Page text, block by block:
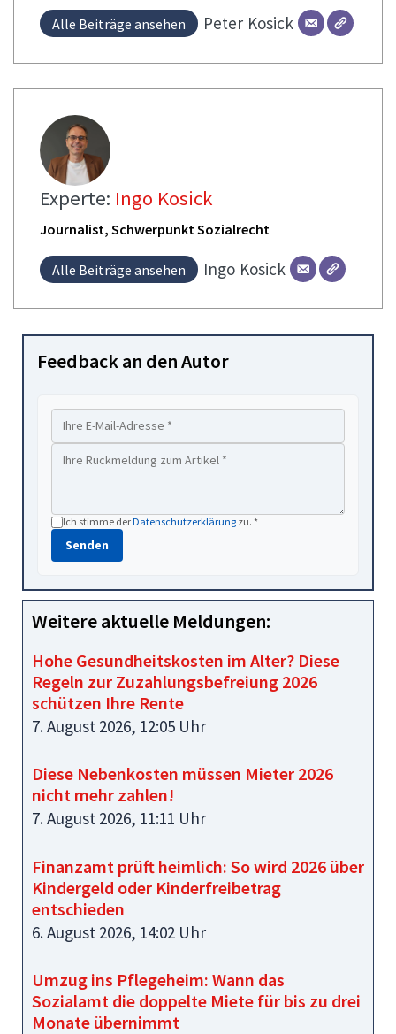
Alle Beiträge ansehen Peter Kosick
Experte: Ingo Kosick
Journalist, Schwerpunkt Sozialrecht
Alle Beiträge ansehen Ingo Kosick
Feedback an den Autor
Ich stimme derDatenschutzerklärung zu. *
Senden
Weitere aktuelle Meldungen:
Hohe Gesundheitskosten im Alter? Diese
Regeln zur Zuzahlungsbefreiung 2026
schützen Ihre Rente
7. August 2026, 12:05 Uhr
Diese Nebenkosten müssen Mieter 2026
nicht mehr zahlen!
7. August 2026, 11:11 Uhr
Finanzamt prüft heimlich: So wird 2026 über
Kindergeld oder Kinderfreibetrag
entschieden
6. August 2026, 14:02 Uhr
Umzug ins Pflegeheim: Wann das
Sozialamt die doppelte Miete für bis zu drei
Monate übernimmt